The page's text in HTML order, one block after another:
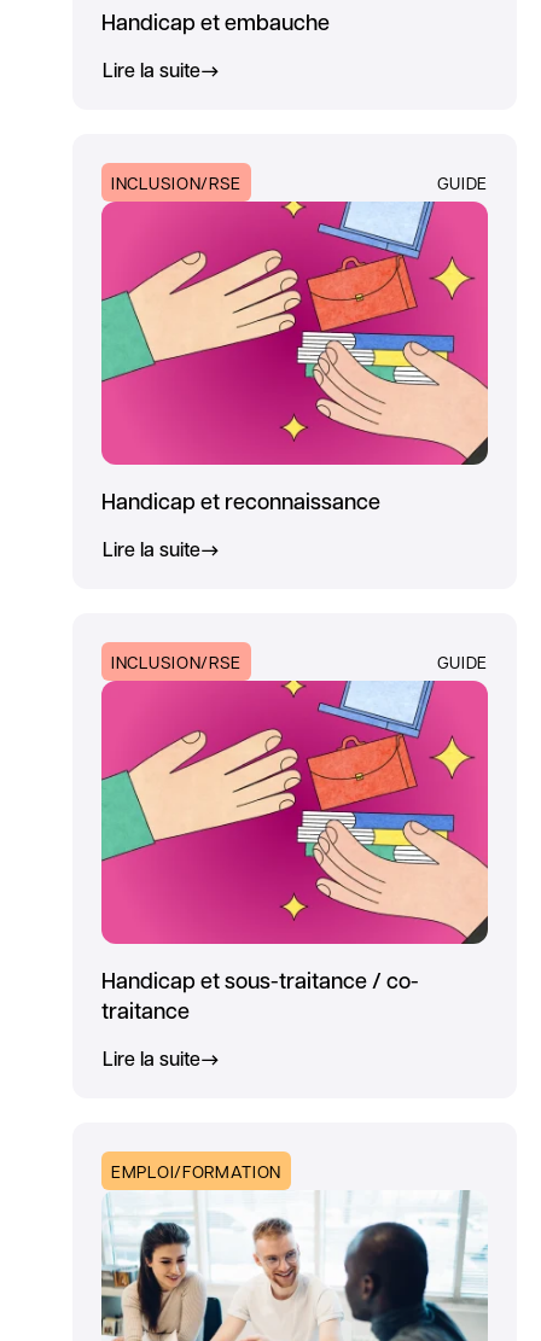
Handicap et embauche
Lire la suite
INCLUSION/RSE GUIDE
Handicap et reconnaissance
Lire la suite
INCLUSION/RSE GUIDE
Handicap et sous-traitance / co-
traitance
Lire la suite
EMPLOI/FORMATION